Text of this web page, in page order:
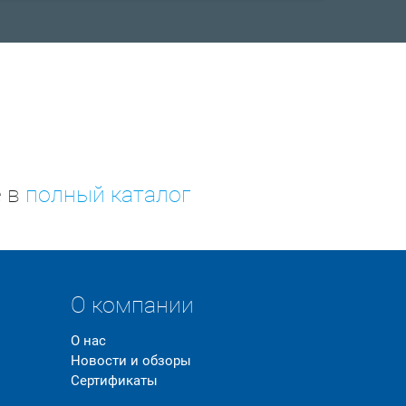
в полный каталог
О компании
О нас
Новости и обзоры
Сертификаты